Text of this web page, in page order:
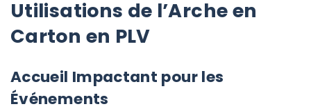
Utilisations de l’Arche en
Carton en PLV
Accueil Impactant pour les
Événements